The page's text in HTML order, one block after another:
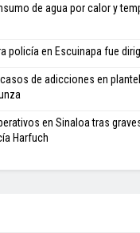
de agua por calor y
policía en Escuinapa fue
de adicciones en
en Sinaloa tras
Harfuch